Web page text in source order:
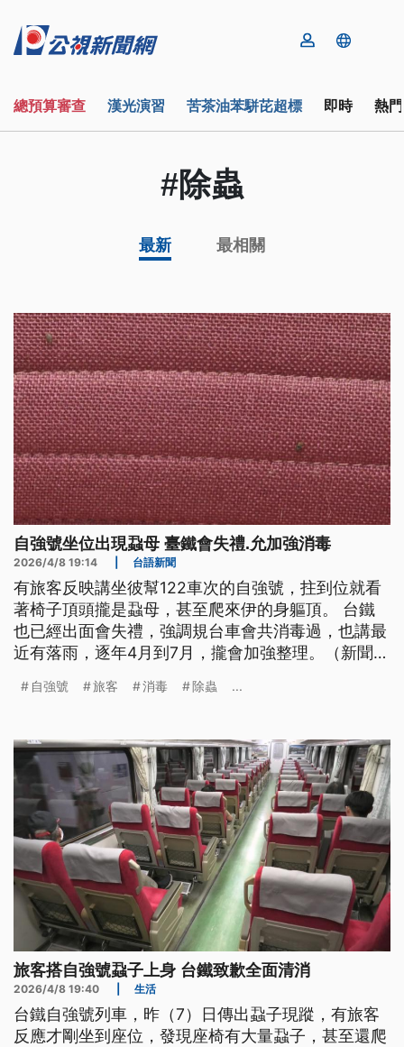
總預算審查 漢光演習 苦茶油苯駢芘超標 即時 熱
#除蟲
最新 最相關
自強號坐位出現蝨母 臺鐵會失禮.允加強消毒
2026/4/8 19:14 台語新聞
有旅客反映講坐彼幫122車次的自強號，拄到位就看
著椅子頂頭攏是蝨母，甚至爬來伊的身軀頂。 台鐵
也已經出面會失禮，強調規台車會共消毒過，也講最
近有落雨，逐年4月到7月，攏會加強整理。（新聞標
自強號 旅客 消毒 除蟲 ...
旅客搭自強號蝨子上身 台鐵致歉全面清消
2026/4/8 19:40 生活
台鐵自強號列車，昨（7）日傳出蝨子現蹤，有旅客
反應才剛坐到座位，發現座椅有大量蝨子，甚至還爬